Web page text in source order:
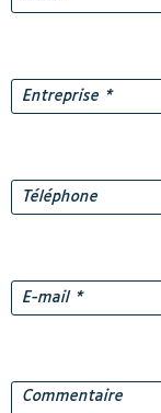
Entreprise *
Téléphone
E-
mail*
Commentaire